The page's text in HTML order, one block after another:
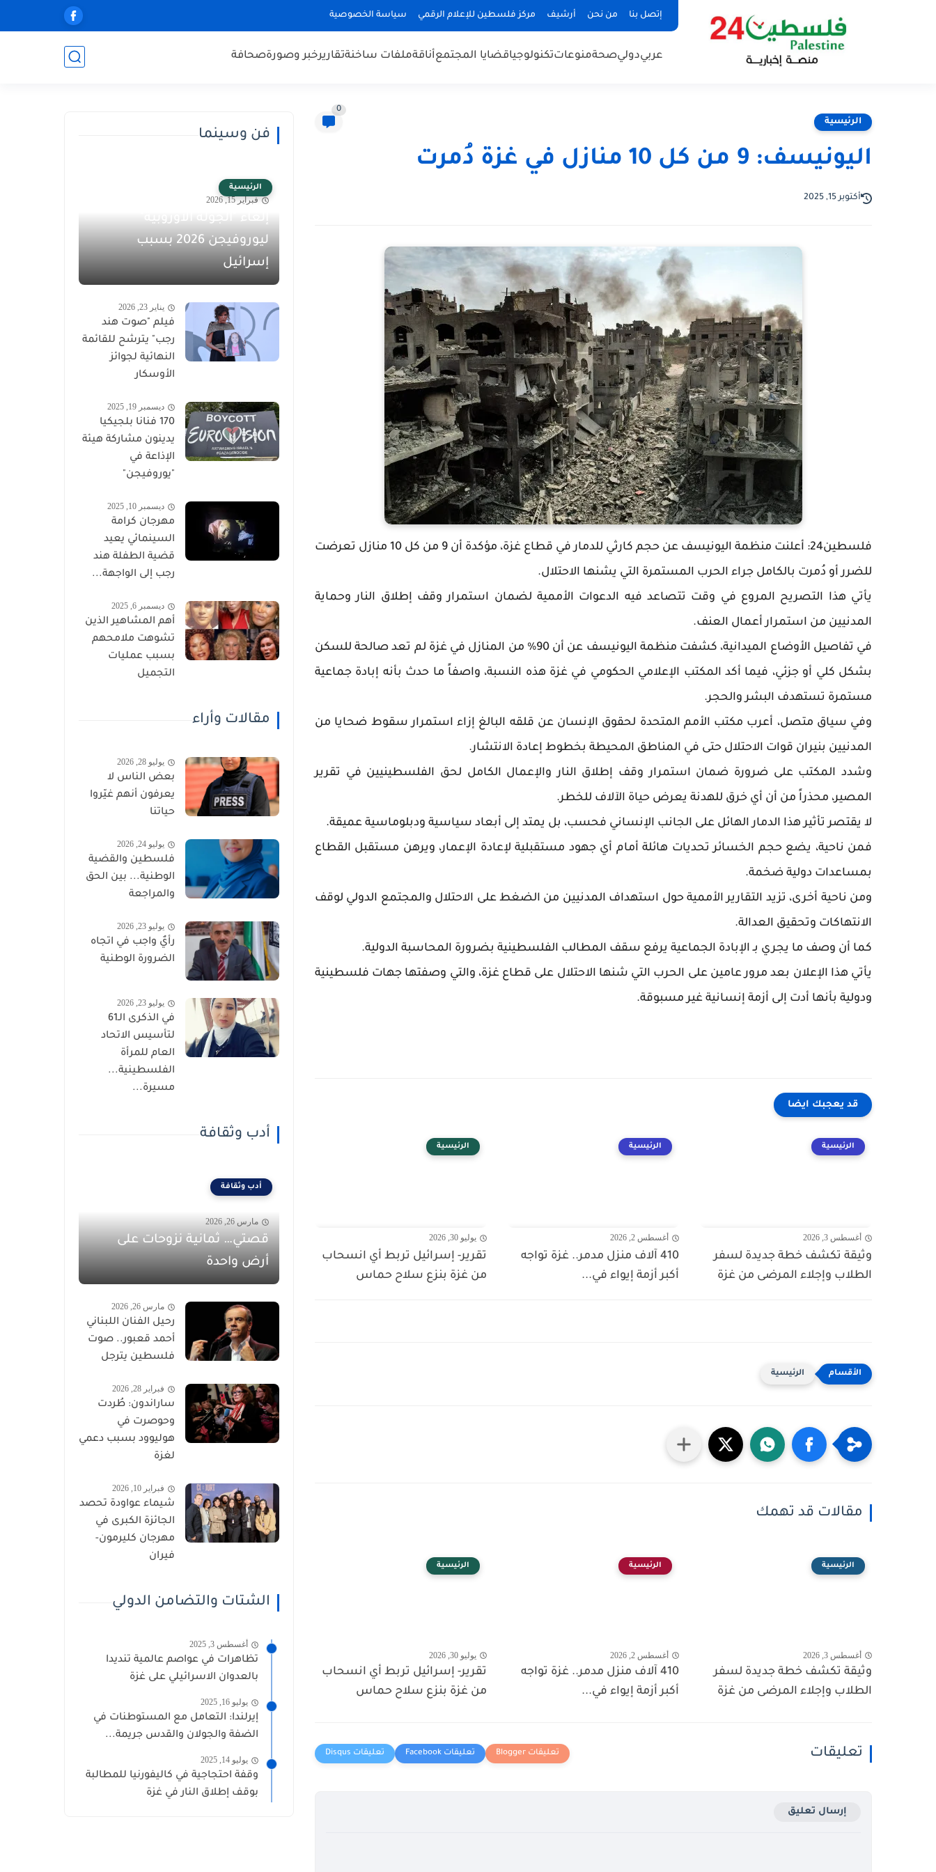
إتصل بنا من نحن أرشيف مركز فلسطين للإعلام الرقمي سياسة الخصوصية
عربيدوليصحةمنوعاتتكنولوجياقضايا المجتمعأناقةملفات ساخنةتقاريرخبر وصورةصحافة
الرئيسية
0
اليونيسف: 9 من كل 10 منازل في غزة دُمرت
أكتوبر 15, 2025
فلسطين24: أعلنت منظمة اليونيسف عن حجم كارثي للدمار في قطاع غزة، مؤكدة أن 9 من كل 10 منازل تعرضت
للضرر أو دُمرت بالكامل جراء الحرب المستمرة التي يشنها الاحتلال.
يأتي هذا التصريح المروع في وقت تتصاعد فيه الدعوات الأممية لضمان استمرار وقف إطلاق النار وحماية
المدنيين من استمرار أعمال العنف.
في تفاصيل الأوضاع الميدانية، كشفت منظمة اليونيسف عن أن 90% من المنازل في غزة لم تعد صالحة للسكن
بشكل كلي أو جزئي، فيما أكد المكتب الإعلامي الحكومي في غزة هذه النسبة، واصفاً ما حدث بأنه إبادة جماعية
مستمرة تستهدف البشر والحجر.
وفي سياق متصل، أعرب مكتب الأمم المتحدة لحقوق الإنسان عن قلقه البالغ إزاء استمرار سقوط ضحايا من
المدنيين بنيران قوات الاحتلال حتى في المناطق المحيطة بخطوط إعادة الانتشار.
وشدد المكتب على ضرورة ضمان استمرار وقف إطلاق النار والإعمال الكامل لحق الفلسطينيين في تقرير
المصير، محذراً من أن أي خرق للهدنة يعرض حياة الآلاف للخطر.
لا يقتصر تأثير هذا الدمار الهائل على الجانب الإنساني فحسب، بل يمتد إلى أبعاد سياسية ودبلوماسية عميقة.
فمن ناحية، يضع حجم الخسائر تحديات هائلة أمام أي جهود مستقبلية لإعادة الإعمار، ويرهن مستقبل القطاع
بمساعدات دولية ضخمة.
ومن ناحية أخرى، تزيد التقارير الأممية حول استهداف المدنيين من الضغط على الاحتلال والمجتمع الدولي لوقف
الانتهاكات وتحقيق العدالة.
كما أن وصف ما يجري بـ الإبادة الجماعية يرفع سقف المطالب الفلسطينية بضرورة المحاسبة الدولية.
يأتي هذا الإعلان بعد مرور عامين على الحرب التي شنها الاحتلال على قطاع غزة، والتي وصفتها جهات فلسطينية
ودولية بأنها أدت إلى أزمة إنسانية غير مسبوقة.
قد يعجبك ايضا
الرئيسية
أغسطس 3, 2026
وثيقة تكشف خطة جديدة لسفر
الطلاب وإجلاء المرضى من غزة
الرئيسية
أغسطس 2, 2026
410 آلاف منزل مدمر.. غزة تواجه
أكبر أزمة إيواء في...
الرئيسية
يوليو 30, 2026
تقرير- إسرائيل تربط أي انسحاب
من غزة بنزع سلاح حماس
الرئيسية
مقالات قد تهمك
الرئيسية
أغسطس 3, 2026
وثيقة تكشف خطة جديدة لسفر
الطلاب وإجلاء المرضى من غزة
الرئيسية
أغسطس 2, 2026
410 آلاف منزل مدمر.. غزة تواجه
أكبر أزمة إيواء في...
الرئيسية
يوليو 30, 2026
تقرير- إسرائيل تربط أي انسحاب
من غزة بنزع سلاح حماس
تعليقات
إرسال تعليق
فن وسينما
الرئيسية
فبراير 15, 2026
إلغاء "الجولة الأوروبية"
ليوروفيجن 2026 بسبب
إسرائيل
يناير 23, 2026
فيلم "صوت هند
رجب" يترشح للقائمة
النهائية لجوائز
الأوسكار
ديسمبر 19, 2025
170 فنانا بلجيكيا
يدينون مشاركة هيئة
الإذاعة في
"يوروفيجن"
ديسمبر 10, 2025
مهرجان كرامة
السينمائي يعيد
قضية الطفلة هند
رجب إلى الواجهة...
ديسمبر 6, 2025
أهم المشاهير الذين
تشوهت ملامحهم
بسبب عمليات
التجميل
مقالات وأراء
يوليو 28, 2026
بعض الناس لا
يعرفون أنهم غيّروا
حياتنا
يوليو 24, 2026
فلسطين والقضية
الوطنية... بين الحق
والمراجعة
يوليو 23, 2026
رأيٌ واجب في اتجاه
الضرورة الوطنية
يوليو 23, 2026
في الذكرى الـ61
لتأسيس الاتحاد
العام للمرأة
الفلسطينية...
مسيرة...
أدب وثقافة
أدب وثقافة
مارس 26, 2026
قصتي… ثمانية نزوحات على
أرض واحدة
مارس 26, 2026
رحيل الفنان اللبناني
أحمد قعبور.. صوت
فلسطين يترجل
فبراير 28, 2026
ساراندون: طُردت
وحوصرت في
هوليوود بسبب دعمي
لغزة
فبراير 10, 2026
شيماء عواودة تحصد
الجائزة الكبرى في
مهرجان كليرمون-
فيران
الشتات والتضامن الدولي
أغسطس 3, 2025
تظاهرات في عواصم عالمية تنديدا
بالعدوان الاسرائيلي على غزة
يوليو 16, 2025
إيرلندا: التعامل مع المستوطنات في
الضفة والجولان والقدس جريمة...
يوليو 14, 2025
وقفة احتجاجية في كاليفورنيا للمطالبة
بوقف إطلاق النار في غزة